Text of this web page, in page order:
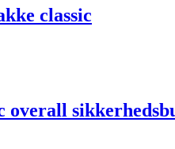
classic
overall